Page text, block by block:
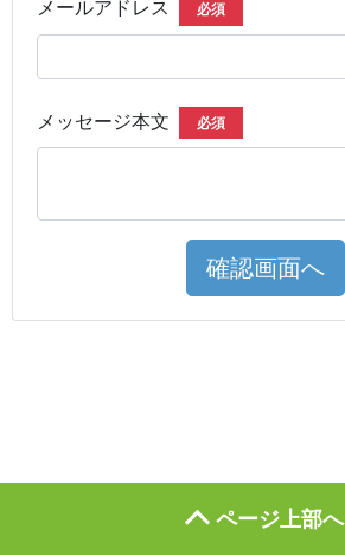
メールアドレス 必須
メッセージ本文 必須
確認画面へ
ページ上部へ